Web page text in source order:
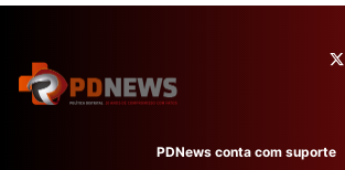
PDNews conta com suporte